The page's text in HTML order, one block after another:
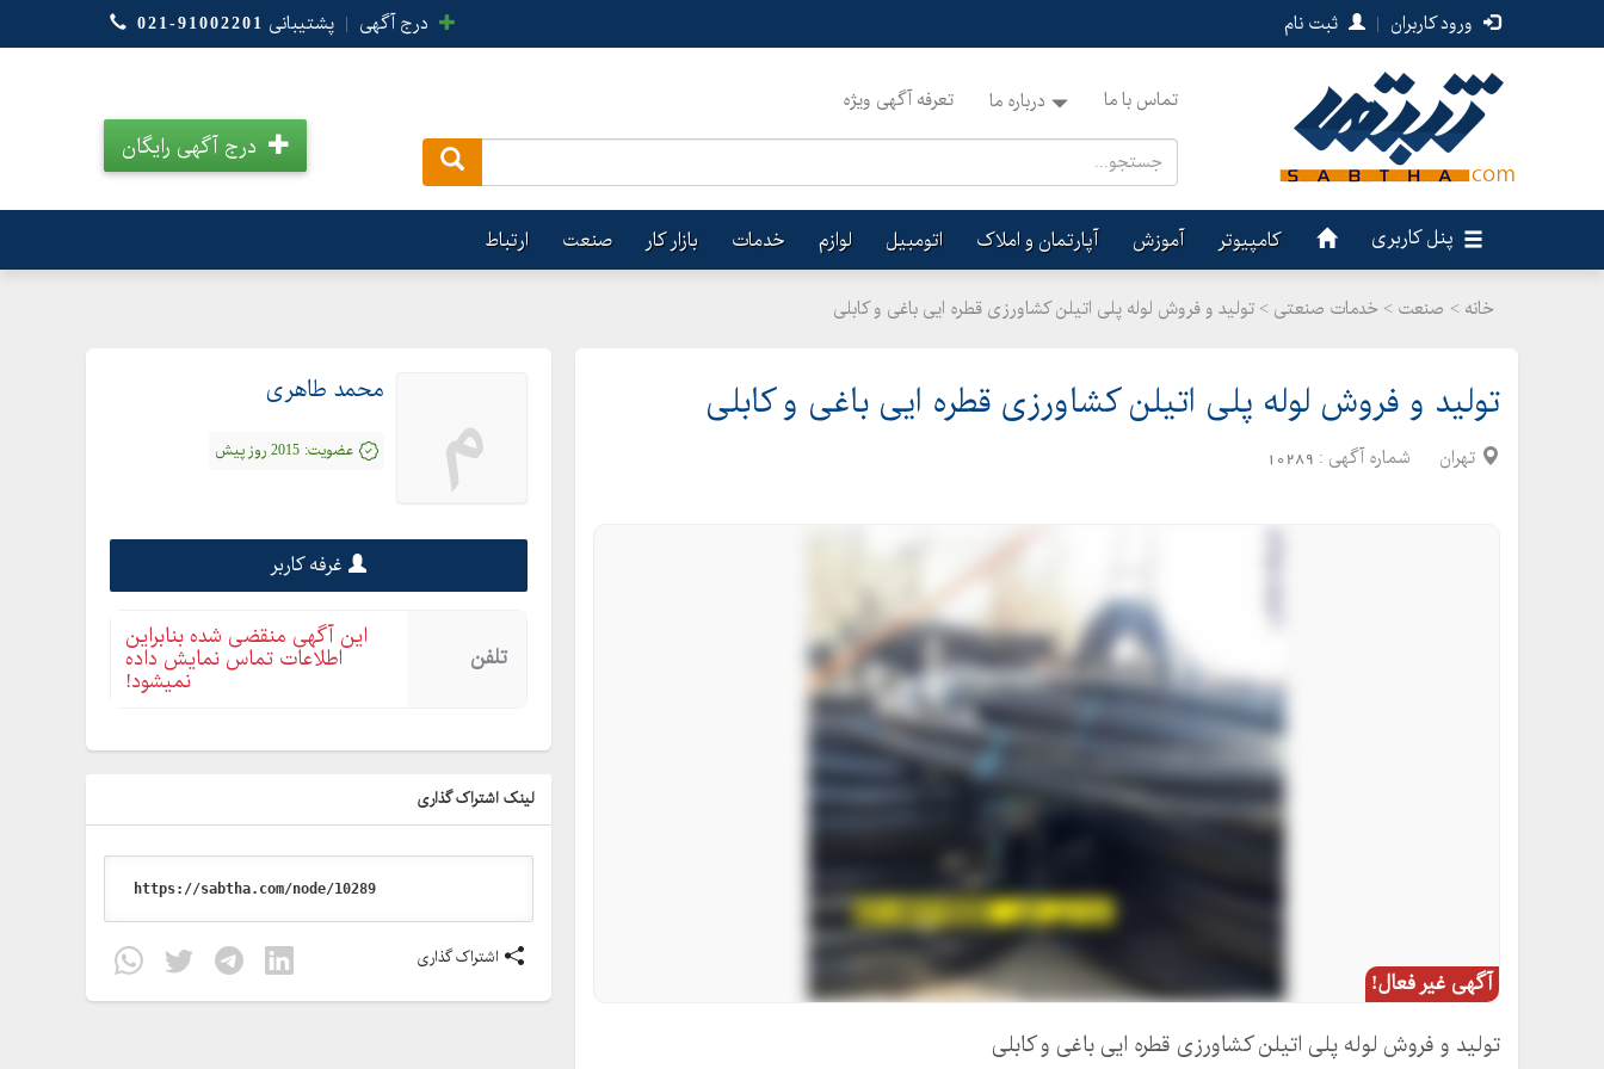
ورود کاربران | ثبت نام درج آگهی | پشتیبانی 021-91002201
تماس با ما درباره ما تعرفه آگهی ویژه
درج آگهی رایگان
پنل کاربری کامپیوتر آموزش آپارتمان و املاک اتومبیل لوازم خدمات بازار کار صنعت ارتباط
خانه > صنعت > خدمات صنعتی > تولید و فروش لوله پلی اتیلن کشاورزی قطره ایی باغی و کابلی
تولید و فروش لوله پلی اتیلن کشاورزی قطره ایی باغی و کابلی
تهران شماره آگهی : 10289
آگهی غیر فعال!
تولید و فروش لوله پلی اتیلن کشاورزی قطره ایی باغی و کابلی
م محمد طاهری
عضویت: 2015 روز پیش
غرفه کاربر
تلفن
این آگهی منقضی شده بنابراین
اطلاعات تماس نمایش داده
نمیشود!
لینک اشتراک گذاری
اشتراک گذاری